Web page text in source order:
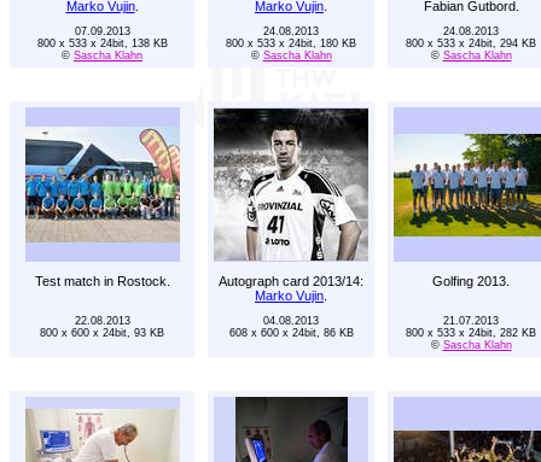
Marko Vujin. Marko Vujin Fabian Gutbord.
07.09.2013
800 x 533 x 24bit, 138 KB
© Sascha Klahn
24.08.2013
800 x 533 x 24bit, 180 KB
© Sascha Klahn
24.08.2013
800 x 533 x 24bit, 294 KB
© Sascha Klahn
Test match in Rostock.
Autograph card 2013/14:
Marko Vujin
Golfing 2013.
22.08.2013
800 x 600 x 24bit, 93 KB
04.08.2013
608 x 600 x 24bit, 86 KB
21.07.2013
800 x 533 x 24bit, 282 KB
© Sascha Klahn